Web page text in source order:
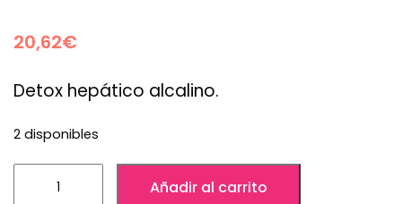
20,62€
Detox hepático alcalino.
2 disponibles
Añadir al carrito